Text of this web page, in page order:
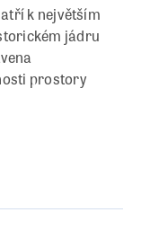
k největším
jádru
prostory